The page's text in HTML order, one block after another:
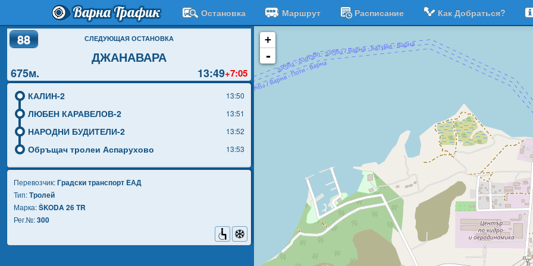
Варна Трафик Остановка Маршрут Расписание Как Добраться?
88 СЛЕДУЮЩАЯ ОСТАНОВКА
ДЖАНАВАРА
13:49+7:05
675м.
КАЛИН-2 13:50
ЛЮБЕН КАРАВЕЛОВ-2 13:51
НАРОДНИ БУДИТЕЛИ-2 13:52
Обръщач тролеи Аспарухово 13:53
Перевозчик:Градски транспорт EАД
Тип:Тролей
Марка:ŠKODA 26 TR
Рег.№:300
+
-